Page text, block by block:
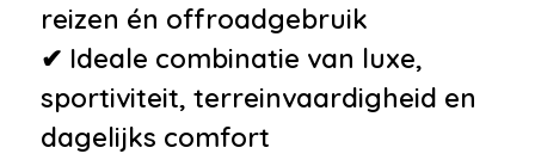
reizen én offroadgebruik
✔ Ideale combinatie van luxe,
sportiviteit, terreinvaardigheid en
dagelijks comfort